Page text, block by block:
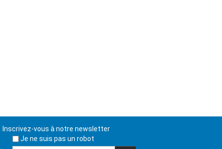
Inscrivez-vous à notre newsletter
Je ne suis pas un robot